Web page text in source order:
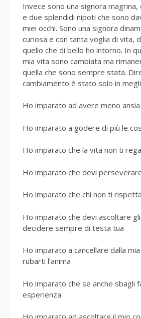
Invece sono una signora magrina,
e due splendidi nipoti che sono
miei occhi. Sono una signora
curiosa e con tanta voglia di vita,
quello che di bello ho intorno. In
mia vita sono cambiata ma
quella che sono sempre stata.
cambiamento è stato solo in
Ho imparato ad avere meno ansia
Ho imparato a godere di più le
Ho imparato che la vita non ti
Ho imparato che devi
Ho imparato che chi non ti
Ho imparato che devi ascoltare
decidere sempre di testa tua
Ho imparato a cancellare dalla
rubarti l’anima
Ho imparato che se anche sbagli
esperienza